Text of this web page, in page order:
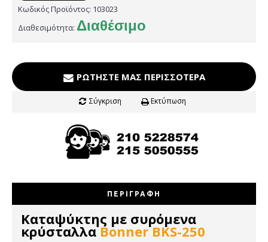
Κωδικός Προϊόντος: 103023
Διαθεσιμότητα: Διαθέσιμο
ΡΩΤΉΣΤΕ ΜΑΣ ΠΕΡΙΣΣΌΤΕΡΑ
Σύγκριση Εκτύπωση
ΠΕΡΙΓΡΑΦΉ
Καταψύκτης με συρόμενα
κρύσταλλαBonner BKS-250